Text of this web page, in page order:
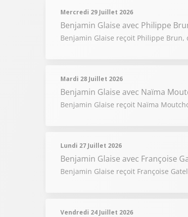
Mercredi 29 Juillet 2026
Benjamin Glaise avec Philippe
Benjamin Glaise reçoit Philippe
Mardi 28 Juillet 2026
Benjamin Glaise avec Naïma
Benjamin Glaise reçoit Naïma
Lundi 27 Juillet 2026
Benjamin Glaise avec Françoise
Benjamin Glaise reçoit Françoise
Vendredi 24 Juillet 2026